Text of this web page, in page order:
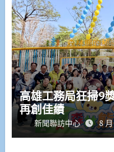
高雄工務局狂掃9
再創佳績
新聞聯訪中心 8